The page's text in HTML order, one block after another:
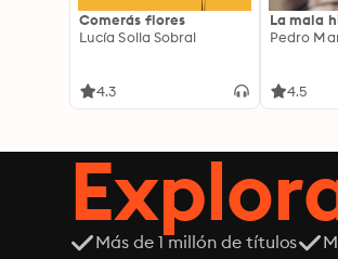
Comerás flores
Lucía Solla Sobral
4.3
La mala
Pedro
4.5
Más de 1 millón de títulos